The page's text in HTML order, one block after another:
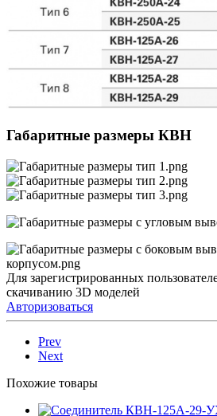
Габаритные размеры КВН
Для зарегистрированных
скачиванию 3D моделей
Авторизоваться
Prev
Next
Похожие товары